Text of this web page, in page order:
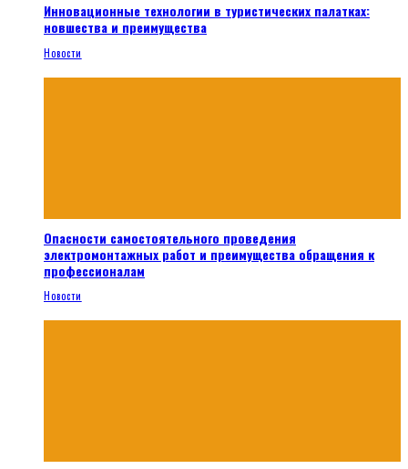
Инновационные технологии в туристических палатках:
новшества и преимущества
Новости
Опасности самостоятельного проведения
электромонтажных работ и преимущества обращения к
профессионалам
Новости